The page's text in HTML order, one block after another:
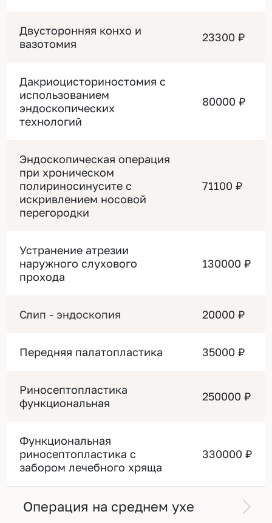
Двусторонняя конхо и
вазотомия
23300 ₽
Дакриоцисториностомия с
использованием
эндоскопических
технологий
80000 ₽
Эндоскопическая операция
при хроническом
полириносинусите с
искривлением носовой
перегородки
71100 ₽
Устранение атрезии
наружного слухового
прохода
130000 ₽
Слип - эндоскопия 20000 ₽
Передняя палатопластика 35000 ₽
Риносептопластика
функциональная
250000 ₽
Функциональная
риносептопластика с
забором лечебного хряща
330000 ₽
Операция на среднем ухе